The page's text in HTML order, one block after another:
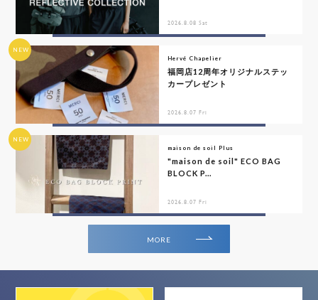
2026.8.08 Sat
NEW
Hervé Chapelier
福岡店12周年オリジナルステッ
カープレゼント
2026.8.07 Fri
NEW
maison de soil Plus
"maison de soil" ECO BAG
BLOCK P...
2026.8.07 Fri
MORE